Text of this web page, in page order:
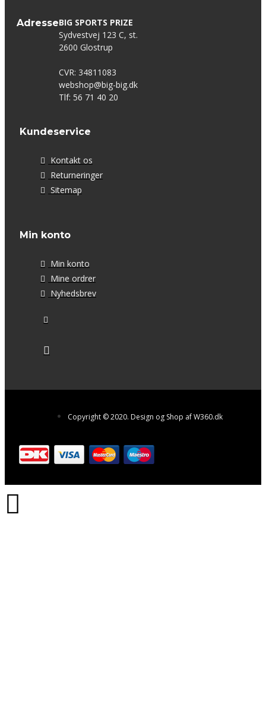
AdresseBIG SPORTS PRIZE
Sydvestvej 123 C, st.
2600 Glostrup
CVR: 34811083
webshop@big-big.dk
Tlf: 56 71 40 20
Kundeservice
Kontakt os
Returneringer
Sitemap
Min konto
Min konto
Mine ordrer
Nyhedsbrev
Copyright © 2020. Design og Shop af W360.dk